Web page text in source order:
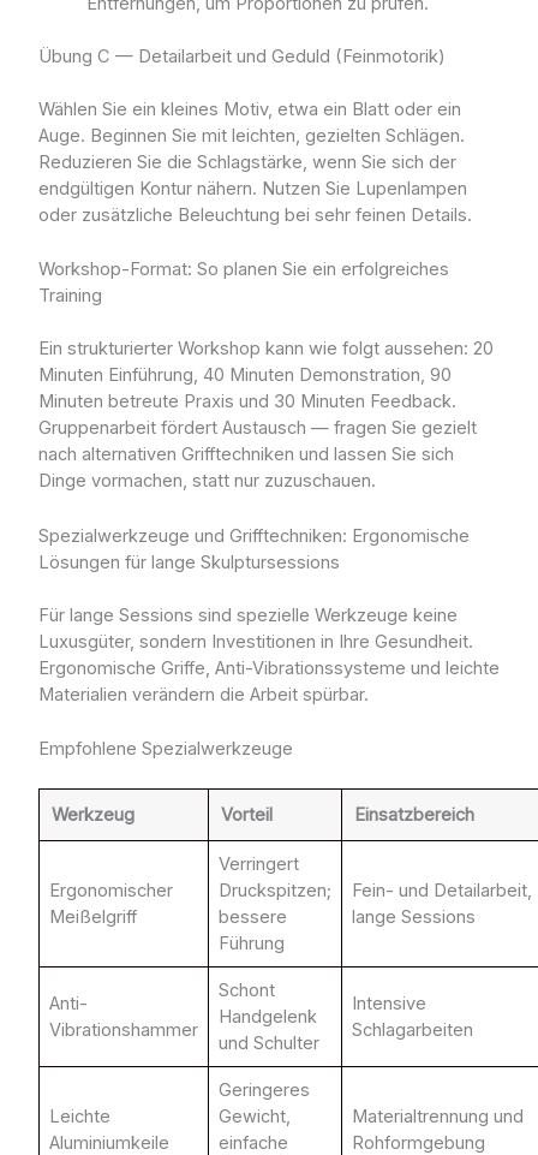
Übung C — Detailarbeit und Geduld (Feinmotorik)
Wählen Sie ein kleines Motiv, etwa ein Blatt oder ein
Auge. Beginnen Sie mit leichten, gezielten Schlägen.
Reduzieren Sie die Schlagstärke, wenn Sie sich der
endgültigen Kontur nähern. Nutzen Sie Lupenlampen
oder zusätzliche Beleuchtung bei sehr feinen Details.
Workshop-Format: So planen Sie ein erfolgreiches
Training
Ein strukturierter Workshop kann wie folgt aussehen: 20
Minuten Einführung, 40 Minuten Demonstration, 90
Minuten betreute Praxis und 30 Minuten Feedback.
Gruppenarbeit fördert Austausch — fragen Sie gezielt
nach alternativen Grifftechniken und lassen Sie sich
Dinge vormachen, statt nur zuzuschauen.
Spezialwerkzeuge und Grifftechniken: Ergonomische
Lösungen für lange Skulptursessions
Für lange Sessions sind spezielle Werkzeuge keine
Luxusgüter, sondern Investitionen in Ihre Gesundheit.
Ergonomische Griffe, Anti-Vibrationssysteme und leichte
Materialien verändern die Arbeit spürbar.
Empfohlene Spezialwerkzeuge
Werkzeug Vorteil Einsatzbereich
Ergonomischer
Meißelgriff
Verringert
Druckspitzen;
bessere
Führung
Fein- und Detailarbeit,
lange Sessions
Anti-
Vibrationshammer
Schont
Handgelenk
und Schulter
Intensive
Schlagarbeiten
Leichte
Aluminiumkeile
Geringeres
Gewicht,
einfache
Materialtrennung und
Rohformgebung